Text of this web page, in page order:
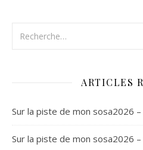
ARTICLES
Sur la piste de mon sosa2026
Sur la piste de mon sosa2026